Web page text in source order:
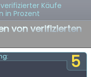
Käufe
in Prozent
von verifizierten
5